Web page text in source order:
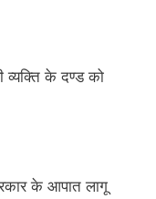
व्यक्ति के दण्ड को
के आपात लागू